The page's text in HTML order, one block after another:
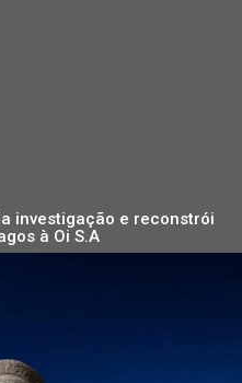
investigação e reconstrói
à Oi S.A